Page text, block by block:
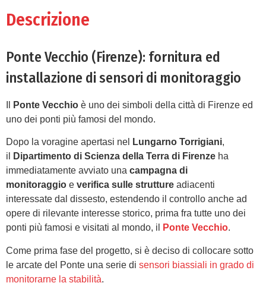
Descrizione
Ponte Vecchio (Firenze): fornitura ed
installazione di sensori di monitoraggio
Ponte Vecchio è uno dei simboli della città di Firenze ed
uno dei ponti più famosi del mondo.
Dopo la voragine apertasi nel Lungarno Torrigiani,
il
Dipartimento di Scienza della Terra di Firenze ha
immediatamente avviato una campagna di
monitoraggio e verifica sulle strutture adiacenti
interessate dal dissesto, estendendo il controllo anche ad
opere di rilevante interesse storico, prima fra tutte uno dei
ponti più famosi e visitati al mondo, il
Ponte Vecchio.
Come prima fase del progetto, si è deciso di collocare sotto
le arcate del Ponte una serie di sensori biassiali in grado di
monitorarne la stabilità.